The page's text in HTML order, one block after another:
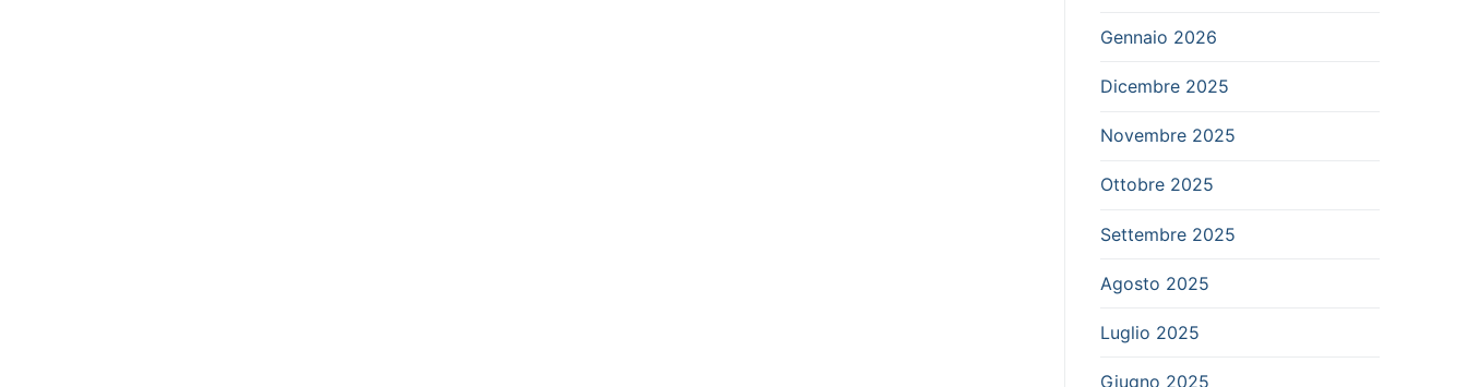
Gennaio 2026
Dicembre 2025
Novembre 2025
Ottobre 2025
Settembre 2025
Agosto 2025
Luglio 2025
Giugno 2025